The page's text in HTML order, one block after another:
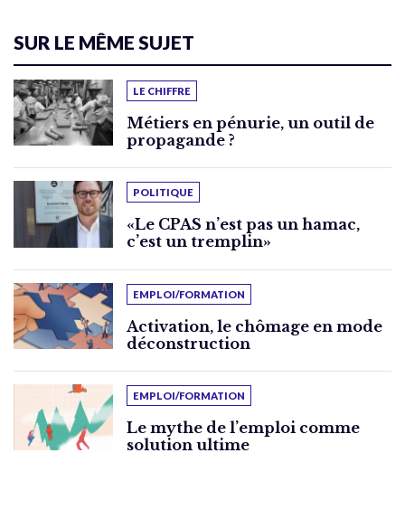
SUR LE MÊME SUJET
LE CHIFFRE
Métiers en pénurie, un outil de
propagande ?
POLITIQUE
«Le CPAS n’est pas un hamac,
c’est un tremplin»
EMPLOI/FORMATION
Activation, le chômage en mode
déconstruction
EMPLOI/FORMATION
Le mythe de l’emploi comme
solution ultime